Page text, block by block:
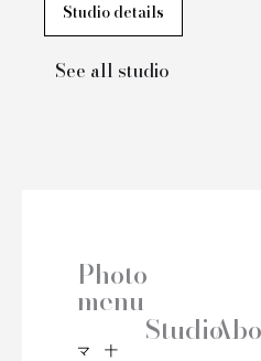
Studio details
See all studio
Photo
menu
マ
十
Studio